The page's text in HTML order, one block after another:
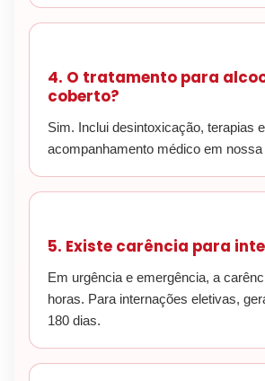
4. O tratamento para
coberto?
Sim. Inclui desintoxicação, terapias e
acompanhamento médico em
5. Existe carência para
Em urgência e emergência, a
horas. Para internações eletivas,
180 dias.